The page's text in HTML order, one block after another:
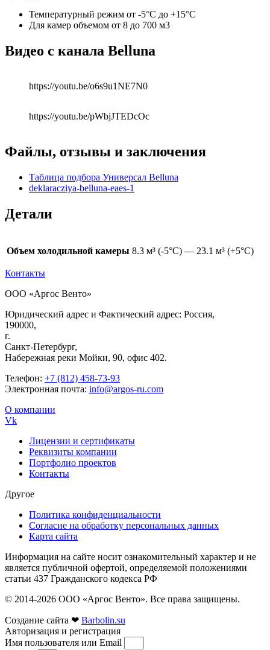
Температурный режим от -5°С до +15°С
Для камер объемом от 8 до 700 м3
Видео с канала Belluna
https://youtu.be/o6s9u1NE7N0
https://youtu.be/pWbjJTEDcOc
Файлы, отзывы и заключения
Таблица подбора Универсал Belluna
deklaracziya-belluna-eaes-1
Детали
Объем холодильной камеры 8.3 м³ (-5°С) — 23.1 м³ (+5°С)
Контакты
ООО «Аргос Венто»
Юридический адрес и Фактический адрес: Россия,
190000,
г.
Санкт-Петербург,
Набережная реки Мойки, 90, офис 402.
Телефон: +7 (812) 458-73-93
Электронная почта: info@argos-ru.com
О компании
Vk
Лицензии и сертификаты
Реквизиты компании
Портфолио проектов
Контакты
Другое
Политика конфиденциальности
Согласие на обработку персональных данных
Карта сайта
Информация на сайте носит ознакомительный характер и не
является публичной офертой, определяемой положениями
статьи 437 Гражданского кодекса РФ
© 2014-2026 ООО «Аргос Венто». Все права защищены.
Создание сайта ❤ Barbolin.su
Авторизация и регистрация
Имя пользователя или Email